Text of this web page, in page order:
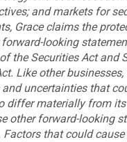
and markets for
Grace claims the
looking
the Securities Act and
Like other businesses,
uncertainties that
differ materially from
other forward-looking
Factors that could